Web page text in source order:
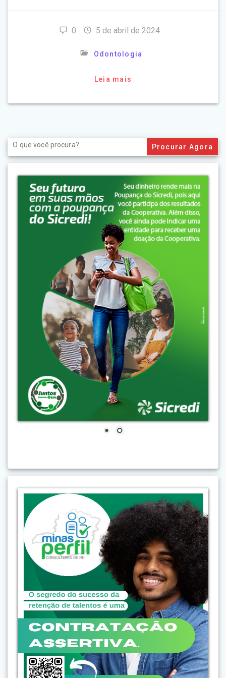
0 5 de abril de 2024
Odontologia
Leia mais
Search
for: